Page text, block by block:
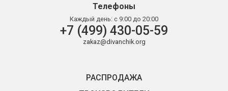
Телефоны
Каждый день: с 9:00 до 20:00
+7 (499) 430-05-59
zakaz@divanchik.org
РАСПРОДАЖА